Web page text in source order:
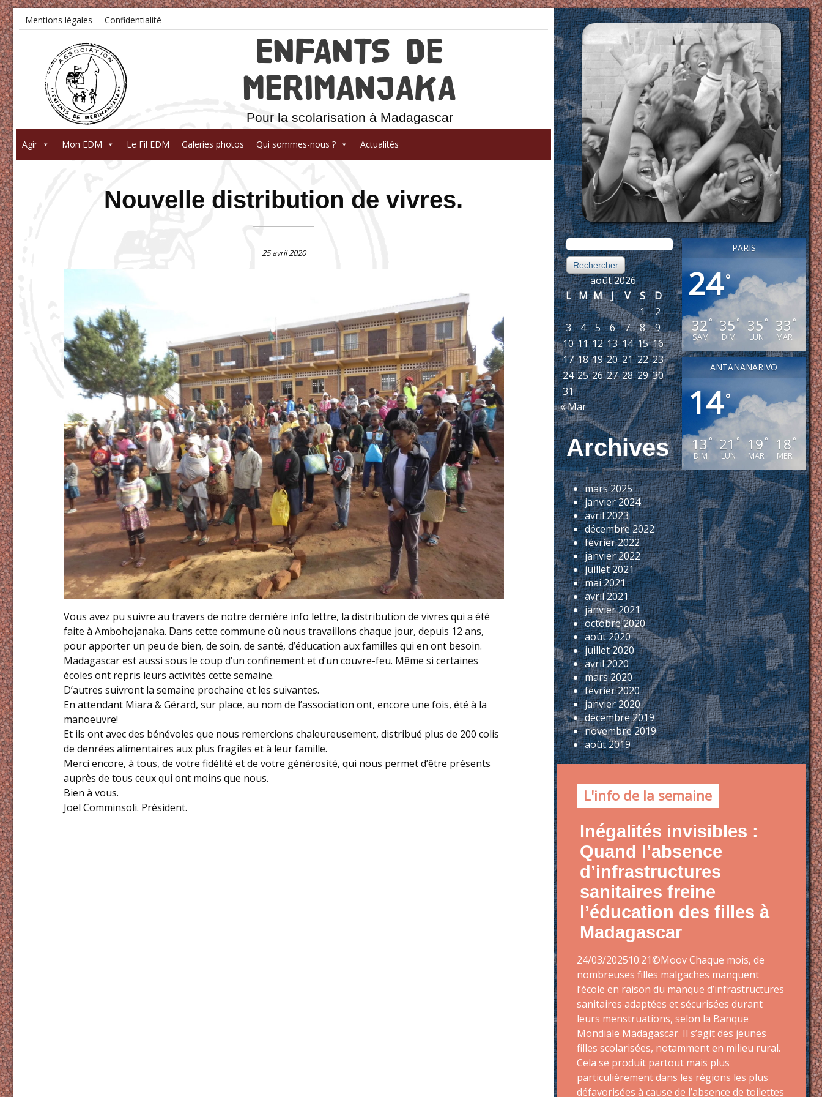
Mentions légales Confidentialité
ENFANTS DE
MERIMANJAKA
Pour la scolarisation à Madagascar
Agir Mon EDM Le Fil EDM Galeries photos Qui sommes-nous ? Actualités
Nouvelle distribution de vivres.
25 avril 2020
Vous avez pu suivre au travers de notre dernière info lettre, la distribution de vivres qui a été
faite à Ambohojanaka. Dans cette commune où nous travaillons chaque jour, depuis 12 ans,
pour apporter un peu de bien, de soin, de santé, d’éducation aux familles qui en ont besoin.
Madagascar est aussi sous le coup d’un confinement et d’un couvre-feu. Même si certaines
écoles ont repris leurs activités cette semaine.
D’autres suivront la semaine prochaine et les suivantes.
En attendant Miara & Gérard, sur place, au nom de l’association ont, encore une fois, été à la
manoeuvre!
Et ils ont avec des bénévoles que nous remercions chaleureusement, distribué plus de 200 colis
de denrées alimentaires aux plus fragiles et à leur famille.
Merci encore, à tous, de votre fidélité et de votre générosité, qui nous permet d’être présents
auprès de tous ceux qui ont moins que nous.
Bien à vous.
Joël Comminsoli. Président.
Rechercher :
août 2026
L M M J V S
D
1
2
3
4 5 6 7 8
9
10 11 12 13 14 15 16
17 18 19 20 21 22 23
24 25 26 27 28 29 30
31
« Mar
Archives
mars 2025
janvier 2024
avril 2023
décembre 2022
février 2022
janvier 2022
juillet 2021
mai 2021
avril 2021
janvier 2021
octobre 2020
août 2020
juillet 2020
avril 2020
mars 2020
février 2020
janvier 2020
décembre 2019
novembre 2019
août 2019
PARIS
24°
32°
SAM
35°
DIM
35 °
LUN
33 °
MAR
ANTANANARIVO
14°
13 °
DIM
21°
LUN
19 °
MAR
18 °
MER
L'info de la semaine
Inégalités invisibles :
Quand l’absence
d’infrastructures
sanitaires freine
l’éducation des filles à
Madagascar
24/03/202510:21©Moov Chaque mois, de
nombreuses filles malgaches manquent
l’école en raison du manque d’infrastructures
sanitaires adaptées et sécurisées durant
leurs menstruations, selon la Banque
Mondiale Madagascar. Il s’agit des jeunes
filles scolarisées, notamment en milieu rural.
Cela se produit partout mais plus
particulièrement dans les régions les plus
défavorisées à cause de l’absence de toilettes